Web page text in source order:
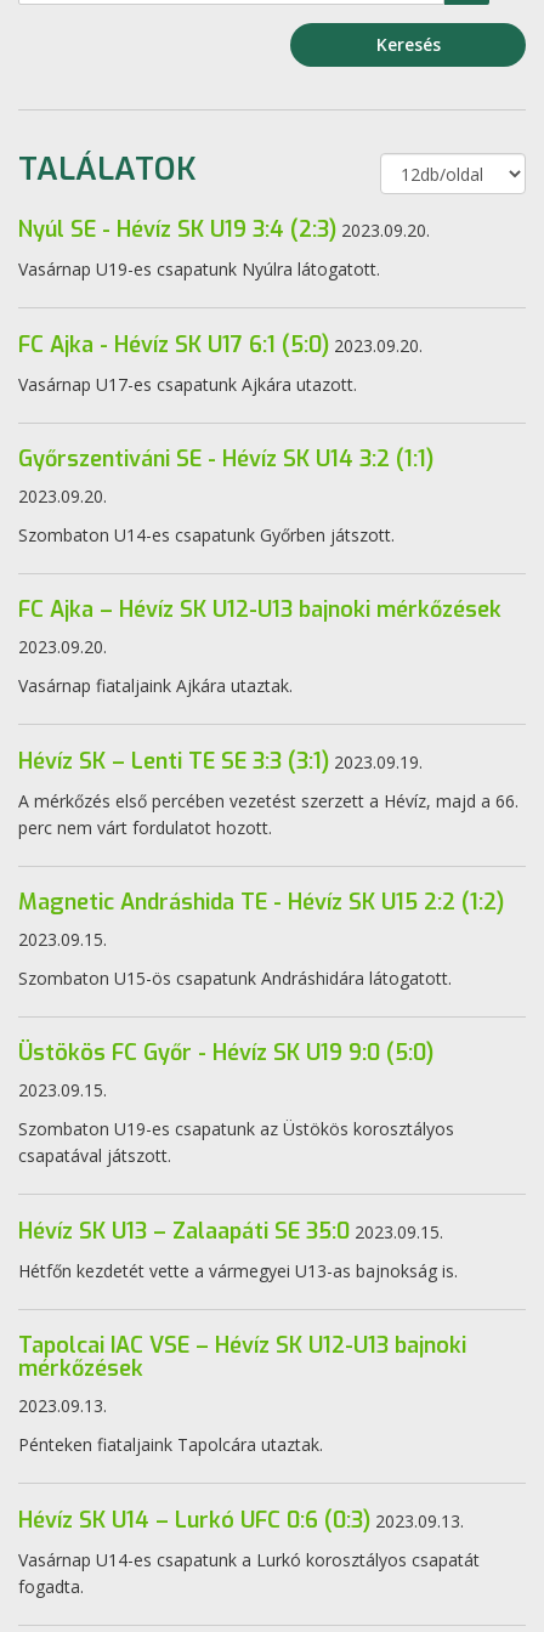
Keresés
TALÁLATOK
Nyúl SE - Hévíz SK U19 3:4 (2:3) 2023.09.20.
Vasárnap U19-es csapatunk Nyúlra látogatott.
FC Ajka - Hévíz SK U17 6:1 (5:0) 2023.09.20.
Vasárnap U17-es csapatunk Ajkára utazott.
Győrszentiváni SE - Hévíz SK U14 3:2 (1:1)
2023.09.20.
Szombaton U14-es csapatunk Győrben játszott.
FC Ajka – Hévíz SK U12-U13 bajnoki mérkőzések
2023.09.20.
Vasárnap fiataljaink Ajkára utaztak.
Hévíz SK – Lenti TE SE 3:3 (3:1) 2023.09.19.
A mérkőzés első percében vezetést szerzett a Hévíz, majd a 66.
perc nem várt fordulatot hozott.
Magnetic Andráshida TE - Hévíz SK U15 2:2 (1:2)
2023.09.15.
Szombaton U15-ös csapatunk Andráshidára látogatott.
Üstökös FC Győr - Hévíz SK U19 9:0 (5:0)
2023.09.15.
Szombaton U19-es csapatunk az Üstökös korosztályos
csapatával játszott.
Hévíz SK U13 – Zalaapáti SE 35:0 2023.09.15.
Hétfőn kezdetét vette a vármegyei U13-as bajnokság is.
Tapolcai IAC VSE – Hévíz SK U12-U13 bajnoki
mérkőzések
2023.09.13.
Pénteken fiataljaink Tapolcára utaztak.
Hévíz SK U14 – Lurkó UFC 0:6 (0:3) 2023.09.13.
Vasárnap U14-es csapatunk a Lurkó korosztályos csapatát
fogadta.